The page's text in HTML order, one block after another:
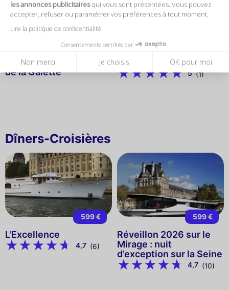
les annonces publicitairesqui vous sont présentées. Vous pouvez
accepter, refuser ou paramétrer vos préférences à tout moment.
Lire la politique de confidentialité
Consentements certifiés par
Non merci Je choisis OK pour moi
COMPLET
190 €
Restaurant Le Moulin
de la Galette
COMPLET
Sir Winston
5 (1)
Dîners-Croisières
599 €
L'Excellence
4,7 (6)
599 €
Réveillon 2026 sur le
Mirage : nuit
d’exception sur la Seine
4,7 (10)